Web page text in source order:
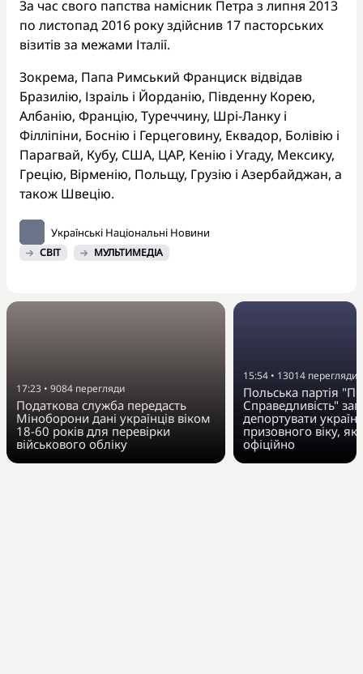
За час свого папства намісник Петра з липня 2013
по листопад 2016 року здійснив 17 пасторських
візитів за межами Італії.
Зокрема, Папа Римський Франциск відвідав
Бразилію, Ізраіль і Йорданію, Південну Корею,
Албанію, Францію, Туреччину, Шрі-Ланку і
Філліпіни, Боснію і Герцеговину, Еквадор, Болівію і
Парагвай, Кубу, США, ЦАР, Кенію і Угаду, Мексику,
Грецію, Вірменію, Польщу, Грузію і Азербайджан, а
також Швецію.
Українські Національні Новини
СВІТ МУЛЬТИМЕДІА
17:23 • 9084 перегляди
Податкова служба передасть
Міноборони дані українців віком
18-60 років для перевірки
військового обліку
15:54 • 13014 перегляди
Польська партія
Справедливість"
депортувати
призовного віку,
офіційно